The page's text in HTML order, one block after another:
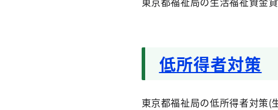
低所得者対策
東京都福祉局の低所得者対策(